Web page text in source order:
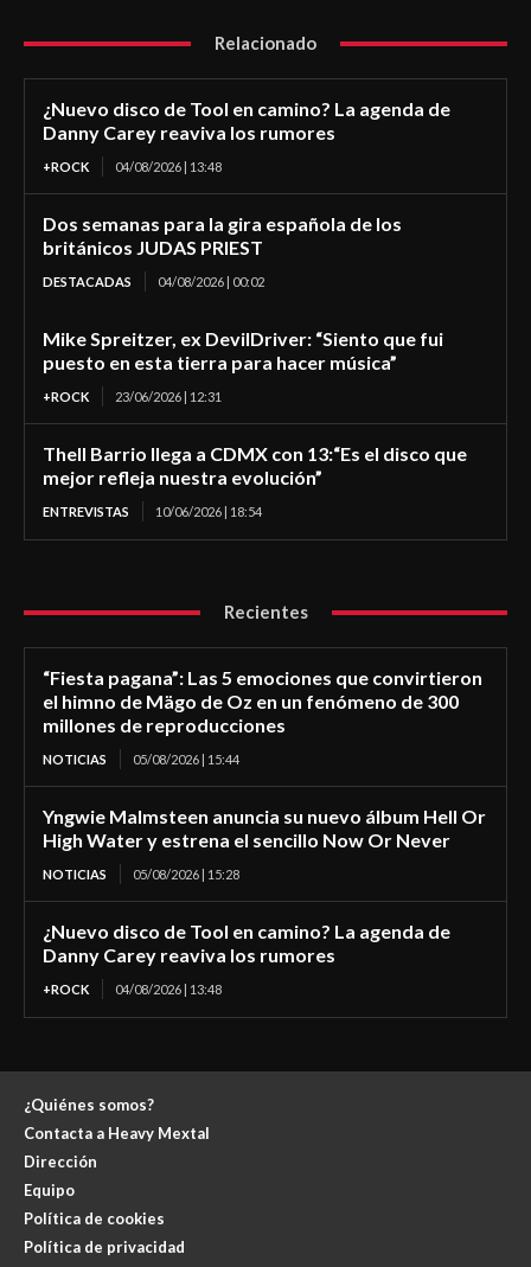
Relacionado
¿Nuevo disco de Tool en camino? La agenda de
Danny Carey reaviva los rumores
+ROCK 04/08/2026 | 13:48
Dos semanas para la gira española de los
británicos JUDAS PRIEST
DESTACADAS 04/08/2026 | 00:02
Mike Spreitzer, ex DevilDriver: “Siento que fui
puesto en esta tierra para hacer música”
+ROCK 23/06/2026 | 12:31
Thell Barrio llega a CDMX con 13:“Es el disco que
mejor refleja nuestra evolución”
ENTREVISTAS 10/06/2026 | 18:54
Recientes
“Fiesta pagana”: Las 5 emociones que convirtieron
el himno de Mägo de Oz en un fenómeno de 300
millones de reproducciones
NOTICIAS 05/08/2026 | 15:44
Yngwie Malmsteen anuncia su nuevo álbum Hell Or
High Water y estrena el sencillo Now Or Never
NOTICIAS 05/08/2026 | 15:28
¿Nuevo disco de Tool en camino? La agenda de
Danny Carey reaviva los rumores
+ROCK 04/08/2026 | 13:48
¿Quiénes somos?
Contacta a Heavy Mextal
Dirección
Equipo
Política de cookies
Política de privacidad